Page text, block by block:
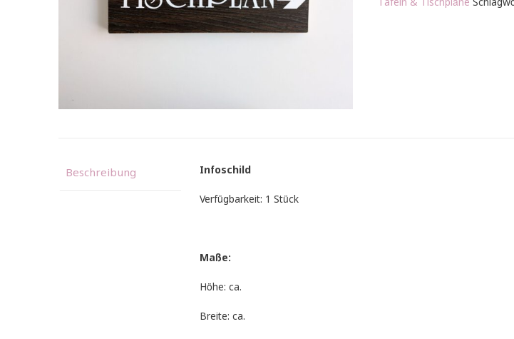
Tafeln & Tischpläne
Beschreibung Infoschild
Verfügbarkeit: 1 Stück
Maße:
Höhe: ca.
Breite: ca.